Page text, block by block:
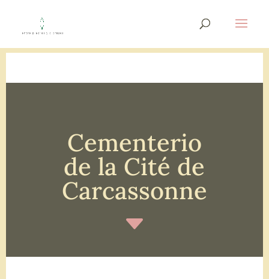
Cementerio
de la Cité de
Carcassonne
C